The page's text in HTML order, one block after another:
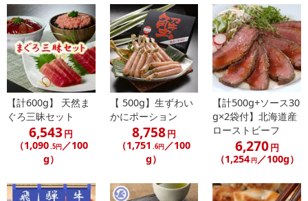
のでご了承ください。
【キャンセルについて】
※お申込み後のキャンセルはお受けできません。
記載されている内容を必ずご確認いただき、お届けする商品セット
にご納得いただきましたうえでお申し込みください。
※パッケージ変更や商品リニューアル（成分など含む）等により、
参考の掲載画像や画像内のバーコードなど、お届け商品と多少異な
る場合がございます。
また、[新たな加工食品の原料原産地表示制度]の経過措置期間の終
了により、商品詳細内に記載の原産国・原材料の表記が旧表記の場
合がございます。
あらかじめご了承いただいた上でお申込みください。なお、本理由
【計600g】 天然ま
ぐろ三昧セット
6,543円
（1,090.5円／100
g）
【 500g】生ずわい
かにポーション
8,758円
（1,751 .6円 ／100
g）
【計500g+ソース30
g×2袋付】北海道産
ローストビーフ
6,270円
（1,254 円／100g）